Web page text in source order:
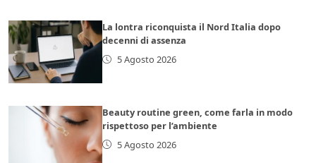
La lontra riconquista il Nord Italia dopo
decenni di assenza
5 Agosto 2026
Beauty routine green, come farla in modo
rispettoso per l’ambiente
5 Agosto 2026